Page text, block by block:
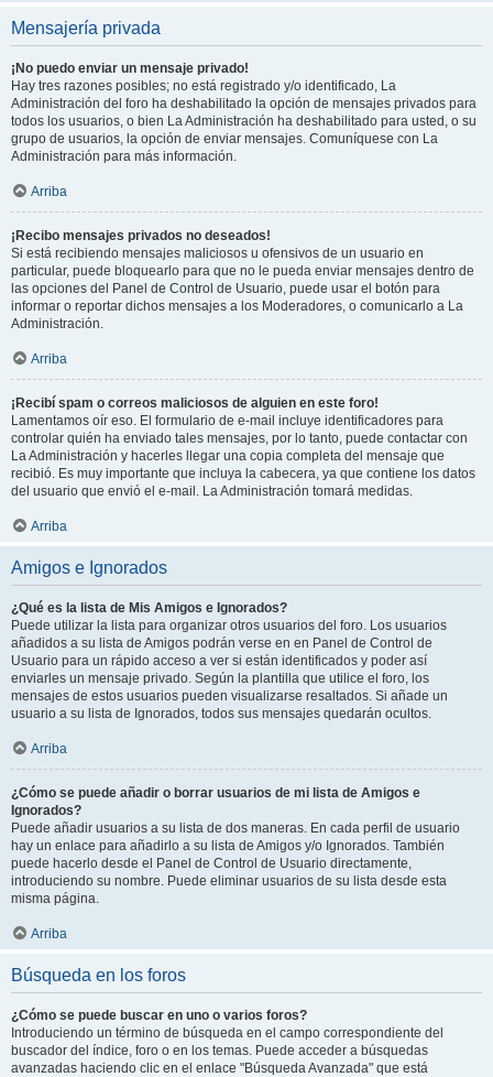
Mensajería privada
¡No puedo enviar un mensaje privado!
Hay tres razones posibles; no está registrado y/o identificado, La
Administración del foro ha deshabilitado la opción de mensajes privados para
todos los usuarios, o bien La Administración ha deshabilitado para usted, o su
grupo de usuarios, la opción de enviar mensajes. Comuníquese con La
Administración para más información.
Arriba
¡Recibo mensajes privados no deseados!
Si está recibiendo mensajes maliciosos u ofensivos de un usuario en
particular, puede bloquearlo para que no le pueda enviar mensajes dentro de
las opciones del Panel de Control de Usuario, puede usar el botón para
informar o reportar dichos mensajes a los Moderadores, o comunicarlo a La
Administración.
Arriba
¡Recibí spam o correos maliciosos de alguien en este foro!
Lamentamos oír eso. El formulario de e-mail incluye identificadores para
controlar quién ha enviado tales mensajes, por lo tanto, puede contactar con
La Administración y hacerles llegar una copia completa del mensaje que
recibió. Es muy importante que incluya la cabecera, ya que contiene los datos
del usuario que envió el e-mail. La Administración tomará medidas.
Arriba
Amigos e Ignorados
¿Qué es la lista de Mis Amigos e Ignorados?
Puede utilizar la lista para organizar otros usuarios del foro. Los usuarios
añadidos a su lista de Amigos podrán verse en en Panel de Control de
Usuario para un rápido acceso a ver si están identificados y poder así
enviarles un mensaje privado. Según la plantilla que utilice el foro, los
mensajes de estos usuarios pueden visualizarse resaltados. Si añade un
usuario a su lista de Ignorados, todos sus mensajes quedarán ocultos.
Arriba
¿Cómo se puede añadir o borrar usuarios de mi lista de Amigos e
Ignorados?
Puede añadir usuarios a su lista de dos maneras. En cada perfil de usuario
hay un enlace para añadirlo a su lista de Amigos y/o Ignorados. También
puede hacerlo desde el Panel de Control de Usuario directamente,
introduciendo su nombre. Puede eliminar usuarios de su lista desde esta
misma página.
Arriba
Búsqueda en los foros
¿Cómo se puede buscar en uno o varios foros?
Introduciendo un término de búsqueda en el campo correspondiente del
buscador del índice, foro o en los temas. Puede acceder a búsquedas
avanzadas haciendo clic en el enlace "Búsqueda Avanzada" que está